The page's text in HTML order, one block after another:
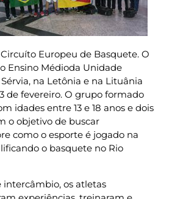
Europeu de Basquete. O
Ensino Médioda Unidade
na Letônia e na Lituânia
de fevereiro. O grupo formado
idades entre 13 e 18 anos e dois
o objetivo de buscar
como o esporte é jogado na
o basquete no Rio
intercâmbio, os atletas